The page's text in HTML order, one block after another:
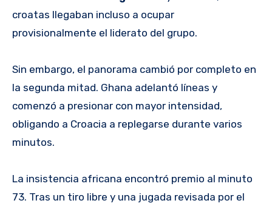
croatas llegaban incluso a ocupar
provisionalmente el liderato del grupo.
Sin embargo, el panorama cambió por completo en
la segunda mitad. Ghana adelantó líneas y
comenzó a presionar con mayor intensidad,
obligando a Croacia a replegarse durante varios
minutos.
La insistencia africana encontró premio al minuto
73. Tras un tiro libre y una jugada revisada por el